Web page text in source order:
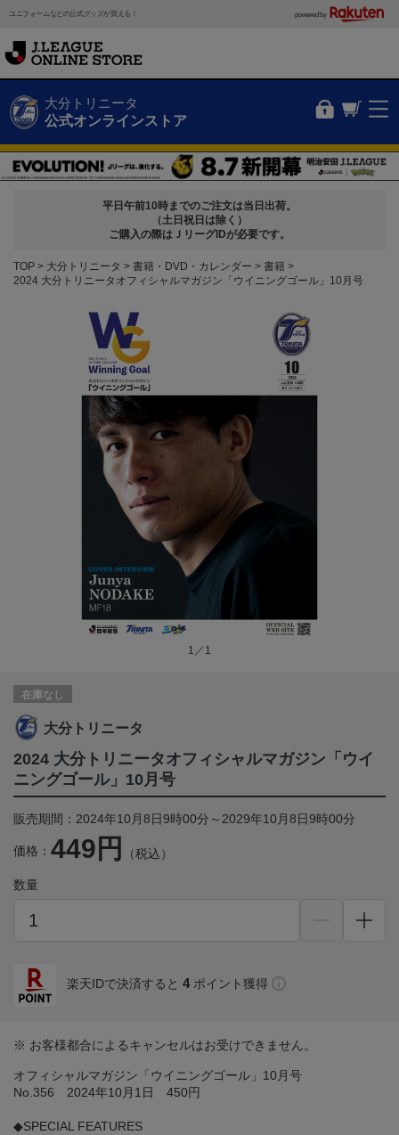
ユニフォームなどの公式グッズが買える！ powered by
大分トリニータ
公式オンラインストア
平日午前10時までのご注文は当日出荷。
（土日祝日は除く）
ご購入の際はＪリーグIDが必要です。
TOP 大分トリニータ 書籍・DVD・カレンダー
書籍
2024 大分トリニータオフィシャルマガジン「ウイニングゴール」10月号
1／1
在庫なし
大分トリニータ
2024 大分トリニータオフィシャルマガジン「ウイ
ニングゴール」10月号
販売期間：2024年10月8日9時00分～2029年10月8日9時00分
価格： 449円 （税込）
数量
楽天IDで決済すると 4 ポイント獲得
※ お客様都合によるキャンセルはお受けできません。
オフィシャルマガジン「ウイニングゴール」10月号
No.356 2024年10月1日 450円
◆SPECIAL FEATURES